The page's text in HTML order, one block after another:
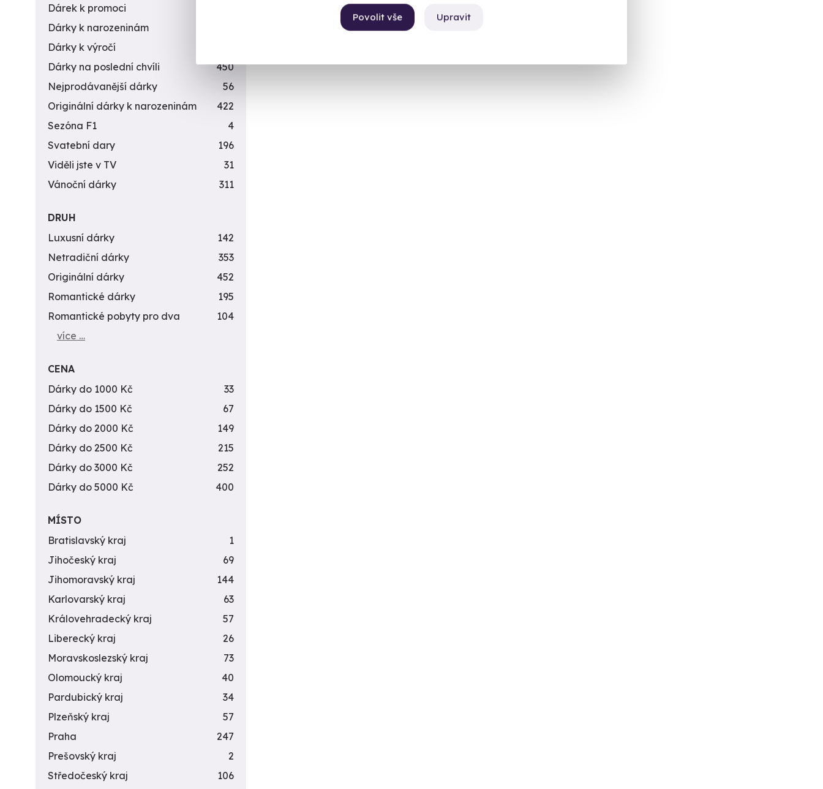
Upravit
Povolit vše
Dárek k promoci
Dárky k narozeninám
Dárky k výročí
Dárky na poslední chvíli
450
Nejprodávanější dárky
56
Originální dárky k narozeninám
422
Sezóna F1
4
Svatební dary
196
Viděli jste v TV
31
Vánoční dárky
311
DRUH
Luxusní dárky
142
Netradiční dárky
353
Originální dárky
452
Romantické dárky
195
Romantické pobyty pro dva
104
více …
CENA
Dárky do 1000 Kč
33
Dárky do 1500 Kč
67
Dárky do 2000 Kč
149
Dárky do 2500 Kč
215
Dárky do 3000 Kč
252
Dárky do 5000 Kč
400
MÍSTO
Bratislavský kraj
1
Jihočeský kraj
69
Jihomoravský kraj
144
Karlovarský kraj
63
Královehradecký kraj
57
Liberecký kraj
26
Moravskoslezský kraj
73
Olomoucký kraj
40
Pardubický kraj
34
Plzeňský kraj
57
Praha
247
Prešovský kraj
2
Středočeský kraj
106